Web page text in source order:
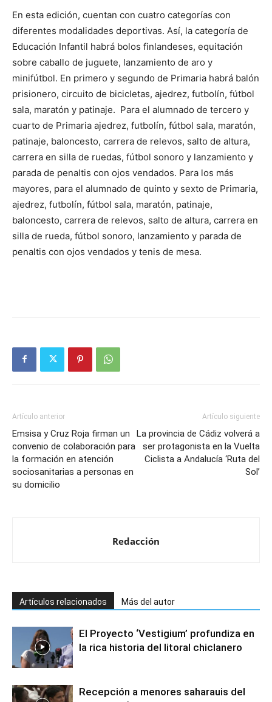
En esta edición, cuentan con cuatro categorías con
diferentes modalidades deportivas. Así, la categoría de
Educación Infantil habrá bolos finlandeses, equitación
sobre caballo de juguete, lanzamiento de aro y
minifútbol. En primero y segundo de Primaria habrá balón
prisionero, circuito de bicicletas, ajedrez, futbolín, fútbol
sala, maratón y patinaje. Para el alumnado de tercero y
cuarto de Primaria ajedrez, futbolín, fútbol sala, maratón,
patinaje, baloncesto, carrera de relevos, salto de altura,
carrera en silla de ruedas, fútbol sonoro y lanzamiento y
parada de penaltis con ojos vendados. Para los más
mayores, para el alumnado de quinto y sexto de Primaria,
ajedrez, futbolín, fútbol sala, maratón, patinaje,
baloncesto, carrera de relevos, salto de altura, carrera en
silla de rueda, fútbol sonoro, lanzamiento y parada de
penaltis con ojos vendados y tenis de mesa.
Artículo anterior
Emsisa y Cruz Roja firman un
convenio de colaboración para
la formación en atención
sociosanitarias a personas en
su domicilio
Artículo siguiente
La provincia de Cádiz volverá a
ser protagonista en la Vuelta
Ciclista a Andalucía ‘Ruta del
Sol’
Redacción
Artículos relacionados Más del autor
El Proyecto ‘Vestigium’ profundiza en
la rica historia del litoral chiclanero
Recepción a menores saharauis del